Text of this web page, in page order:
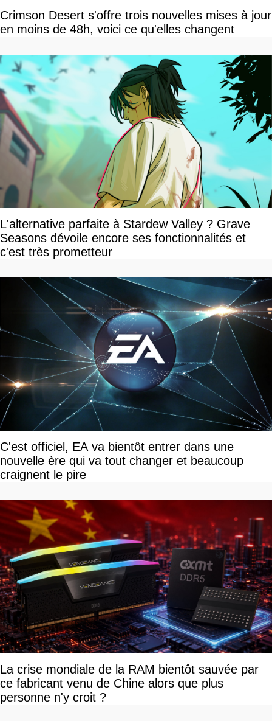
Crimson Desert s'offre trois nouvelles mises à jour
en moins de 48h, voici ce qu'elles changent
L'alternative parfaite à Stardew Valley ? Grave
Seasons dévoile encore ses fonctionnalités et
c'est très prometteur
C'est officiel, EA va bientôt entrer dans une
nouvelle ère qui va tout changer et beaucoup
craignent le pire
La crise mondiale de la RAM bientôt sauvée par
ce fabricant venu de Chine alors que plus
personne n'y croit ?